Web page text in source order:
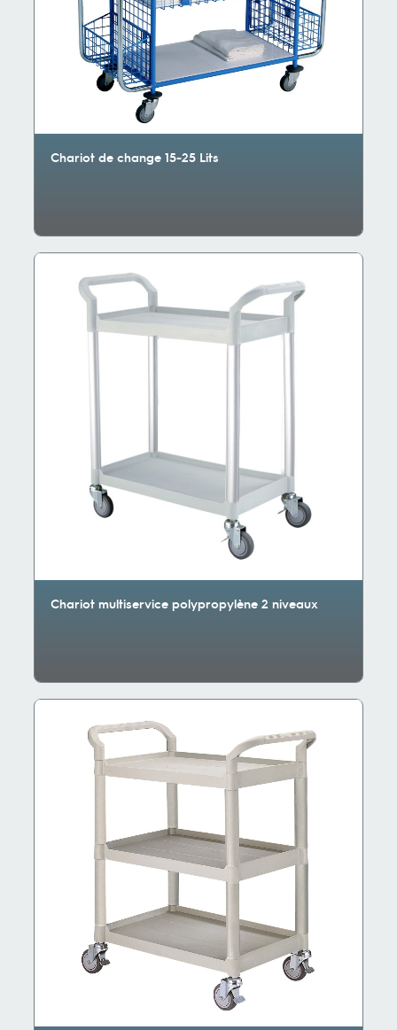
Chariot de change 15-25 Lits
Chariot multiservice polypropylène 2 niveaux